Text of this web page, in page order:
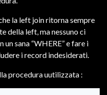
la left join ritorna sempre
della left, ma nessuno ci
sana “WHERE” e fare i
i record indesiderati.
procedura uutilizzata :